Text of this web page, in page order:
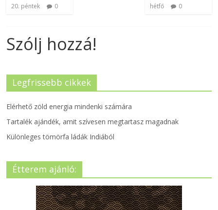
20. péntek
0
hétfő
0
Szólj hozzá!
Legfrissebb cikkek
Elérhető zöld energia mindenki számára
Tartalék ajándék, amit szívesen megtartasz magadnak
Különleges tömörfa ládák Indiából
Étterem ajánló: